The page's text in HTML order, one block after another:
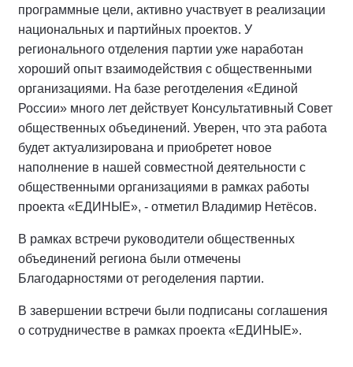
программные цели, активно участвует в реализации
национальных и партийных проектов. У
регионального отделения партии уже наработан
хороший опыт взаимодействия с общественными
организациями. На базе реготделения «Единой
России» много лет действует Консультативный Совет
общественных объединений. Уверен, что эта работа
будет актуализирована и приобретет новое
наполнение в нашей совместной деятельности с
общественными организациями в рамках работы
проекта «ЕДИНЫЕ», - отметил Владимир Нетёсов.
В рамках встречи руководители общественных
объединений региона были отмечены
Благодарностями от регоделения партии.
В завершении встречи были подписаны соглашения
о сотрудничестве в рамках проекта «ЕДИНЫЕ».